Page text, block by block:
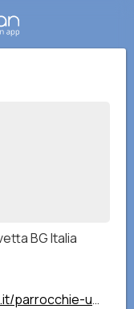
BG Italia
up.html